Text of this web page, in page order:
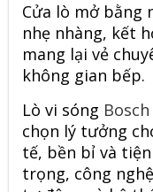
Cửa lò mở bằng
nhẹ nhàng, kết
mang lại vẻ
không gian bếp.
Lò vi sóng Bosch
chọn lý tưởng
tế, bền bỉ và
trọng, công